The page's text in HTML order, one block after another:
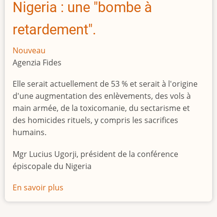
Nigeria : une "bombe à
retardement".
Nouveau
Agenzia Fides
Elle serait actuellement de 53 % et serait à l'origine
d'une augmentation des enlèvements, des vols à
main armée, de la toxicomanie, du sectarisme et
des homicides rituels, y compris les sacrifices
humains.
Mgr Lucius Ugorji, président de la conférence
épiscopale du Nigeria
En savoir plus
Le